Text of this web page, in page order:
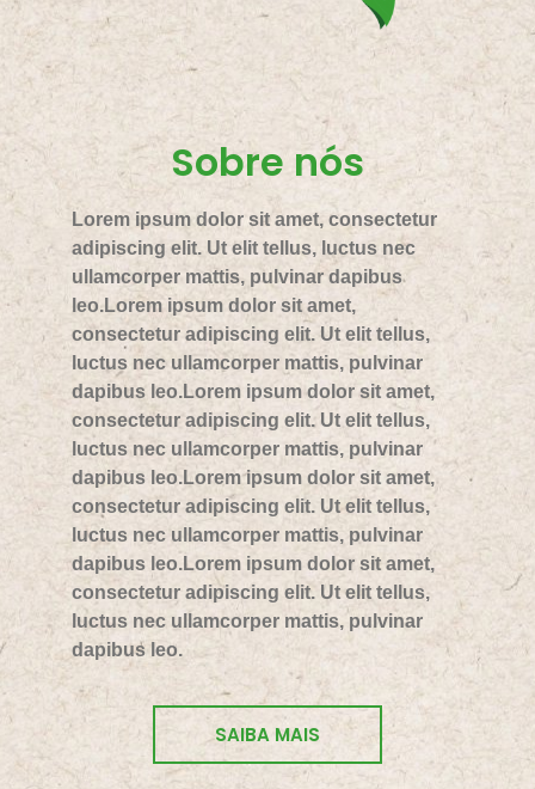
Sobre nós
Lorem ipsum dolor sit amet, consectetur
adipiscing elit. Ut elit tellus, luctus nec
ullamcorper mattis, pulvinar dapibus
leo.Lorem ipsum dolor sit amet,
consectetur adipiscing elit. Ut elit tellus,
luctus nec ullamcorper mattis, pulvinar
dapibus leo.Lorem ipsum dolor sit amet,
consectetur adipiscing elit. Ut elit tellus,
luctus nec ullamcorper mattis, pulvinar
dapibus leo.Lorem ipsum dolor sit amet,
consectetur adipiscing elit. Ut elit tellus,
luctus nec ullamcorper mattis, pulvinar
dapibus leo.Lorem ipsum dolor sit amet,
consectetur adipiscing elit. Ut elit tellus,
luctus nec ullamcorper mattis, pulvinar
dapibus leo.
SAIBA MAIS